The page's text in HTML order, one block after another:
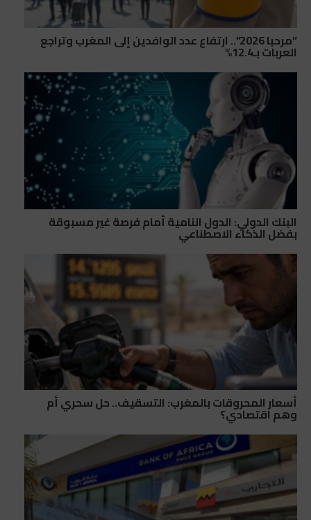
“مرحبا 2026”.. ارتفاع عدد الوافدين إلى المغرب وتراجع
العربات بـ12.4%
البنك الدولي: الدول النامية أمام فرصة غير مسبوقة
بفضل الذكاء الاصطناعي
أسعار المحروقات بالمغرب: التسقيف.. حل سحري أم
وهم اقتصادي؟